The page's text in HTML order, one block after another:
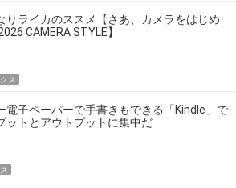
りライカのススメ【さあ、カメラをはじめ
CAMERA STYLE】
ス
電子ペーパーで手書きもできる「Kindle」で
ットとアウトプットに集中だ